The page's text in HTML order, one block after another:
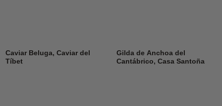
Caviar Beluga, Caviar del
Tíbet
Gilda de Anchoa del
Cantábrico, Casa Santoña